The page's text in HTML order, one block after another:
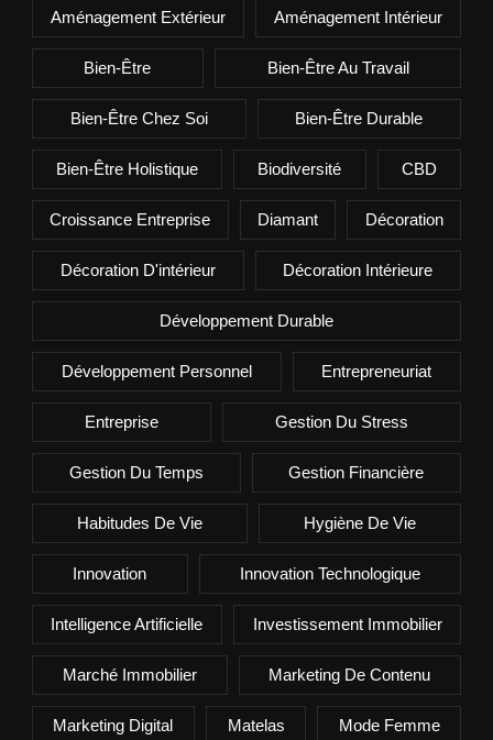
Aménagement Extérieur Aménagement Intérieur
Bien-Être Bien-Être Au Travail
Bien-Être Chez Soi Bien-Être Durable
Bien-Être Holistique Biodiversité CBD
Croissance Entreprise Diamant Décoration
Décoration D'intérieur Décoration Intérieure
Développement Durable
Développement Personnel Entrepreneuriat
Entreprise Gestion Du Stress
Gestion Du Temps Gestion Financière
Habitudes De Vie Hygiène De Vie
Innovation Innovation Technologique
Intelligence Artificielle Investissement Immobilier
Marché Immobilier Marketing De Contenu
Marketing Digital Matelas Mode Femme